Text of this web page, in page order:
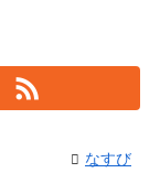
なすび